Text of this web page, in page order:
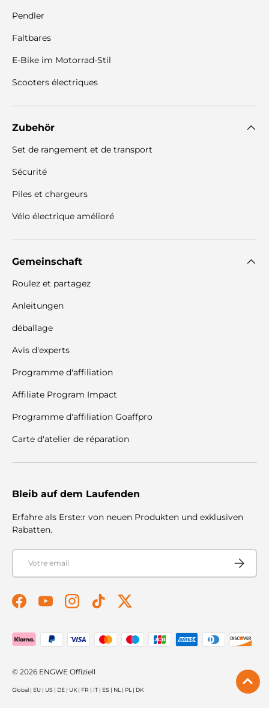
Pendler
Faltbares
E-Bike im Motorrad-Stil
Scooters électriques
Zubehör
Set de rangement et de transport
Sécurité
Piles et chargeurs
Vélo électrique amélioré
Gemeinschaft
Roulez et partagez
Anleitungen
déballage
Avis d'experts
Programme d'affiliation
Affiliate Program Impact
Programme d'affiliation Goaffpro
Carte d'atelier de réparation
Bleib auf dem Laufenden
Erfahre als Erste:r von neuen Produkten und exklusiven
Rabatten.
E-mail
S'abonner
FacebookYouTubeInstagramTikTokTwitter
Modes de paiement acceptés
© 2026 ENGWE Offiziell
Global | EU | US | DE | UK | FR | IT | ES | NL | PL | DK